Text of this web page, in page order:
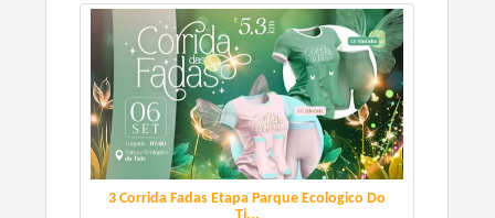
3 Corrida Fadas Etapa Parque Ecologico Do